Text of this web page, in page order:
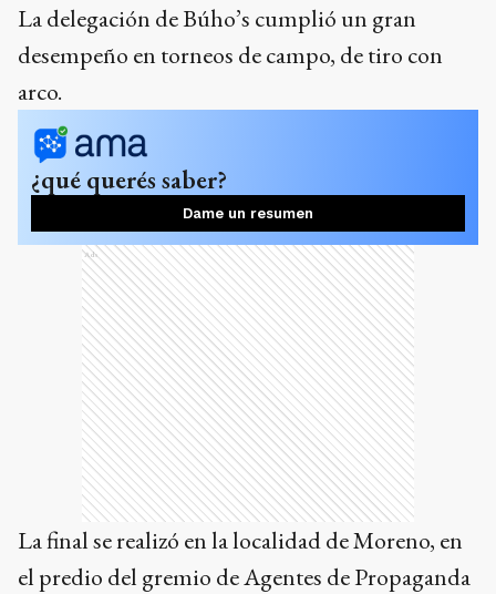
La delegación de Búho’s cumplió un gran
desempeño en torneos de campo, de tiro con
arco.
¿qué querés saber?
Dame un resumen
Ads
La final se realizó en la localidad de Moreno, en
el predio del gremio de Agentes de Propaganda